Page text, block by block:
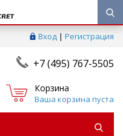
Вход | Регистрация
+7 (495) 767-5505
Корзина
Ваша корзина пуста